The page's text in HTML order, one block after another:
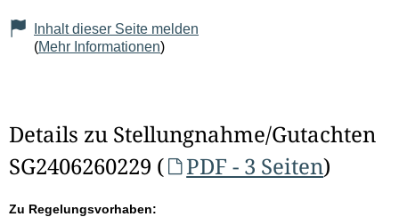
Inhalt dieser Seite melden
(Mehr Informationen)
Details zu Stellungnahme/Gutachten
SG2406260229 (
PDF - 3 Seiten)
Zu Regelungsvorhaben: